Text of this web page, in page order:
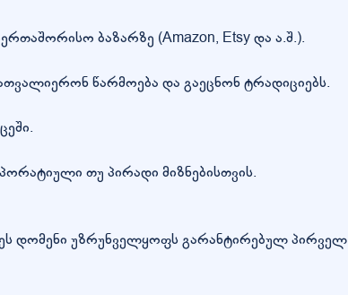
ბაზარზე (Amazon, Etsy და ა.შ.).
წარმოება და გაეცნონ ტრადიციებს.
თუ პირადი მიზნებისთვის.
დომენი უზრუნველყოფს გარანტირებულ პირველ